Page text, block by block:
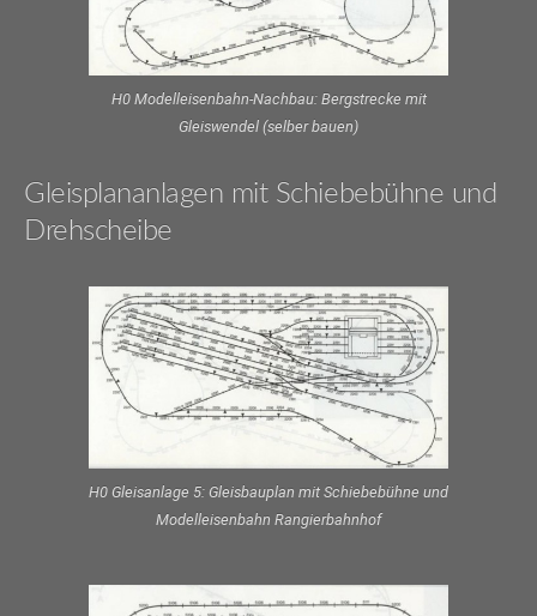
H0 Modelleisenbahn-Nachbau: Bergstrecke mit
Gleiswendel (selber bauen)
Gleisplananlagen mit Schiebebühne und
Drehscheibe
H0 Gleisanlage 5: Gleisbauplan mit Schiebebühne und
Modelleisenbahn Rangierbahnhof